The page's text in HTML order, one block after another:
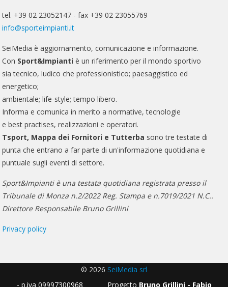
tel. +39 02 23052147 - fax +39 02 23055769
info@sporteimpianti.it
SeiMedia è aggiornamento, comunicazione e informazione.
Con Sport&Impianti è un riferimento per il mondo sportivo
sia tecnico, ludico che professionistico; paesaggistico ed
energetico;
ambientale; life-style; tempo libero.
Informa e comunica in merito a normative, tecnologie
e best practises, realizzazioni e operatori.
Tsport, Mappa dei Fornitori e Tutterba sono tre testate di
punta che entrano a far parte di un'informazione quotidiana e
puntuale sugli eventi di settore.
Sport&Impianti è una testata quotidiana registrata presso il
Tribunale di Monza n.2/2022 Reg. Stampa e n.7019/2021 N.C..
Direttore Responsabile Bruno Grillini
Privacy policy
© 2026 SeiMedia srl
- p.iva 09997300968 Progetto Bruno Grillini - Fabio